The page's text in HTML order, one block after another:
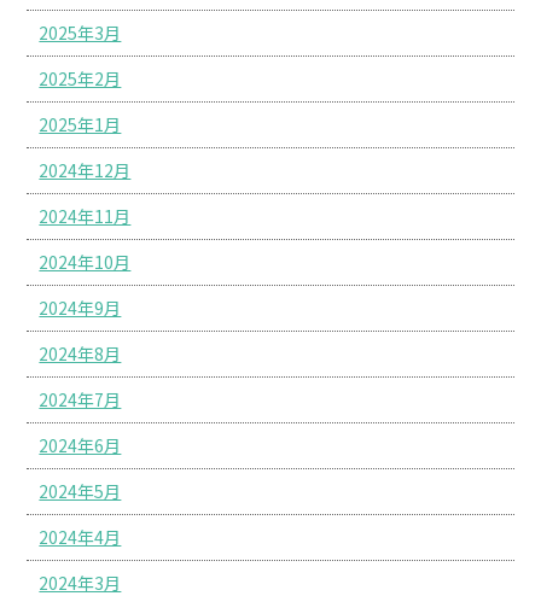
2025年3月
2025年2月
2025年1月
2024年12月
2024年11月
2024年10月
2024年9月
2024年8月
2024年7月
2024年6月
2024年5月
2024年4月
2024年3月